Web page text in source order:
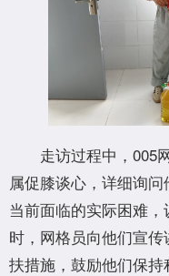
走访过程中，005
属促膝谈心，详细询
当前面临的实际困难
时，网格员向他们宣
扶措施，鼓励他们保